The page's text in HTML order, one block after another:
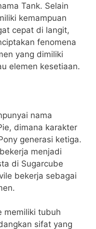
Tank. Selain
kemampuan
cepat di langit,
fenomena
yang dimiliki
elemen kesetiaan.
nama
dimana karakter
generasi ketiga.
menjadi
di Sugarcube
bekerja sebagai
memiliki tubuh
sifat yang